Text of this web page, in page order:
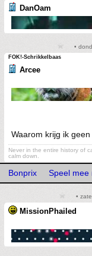
DanOam
•
FOK!-Schrikkelbaas
Arcee
Waarom krijg ik
Never in the entire history of
calm down.
Bonprix Speel mee
•
MissionPhailed